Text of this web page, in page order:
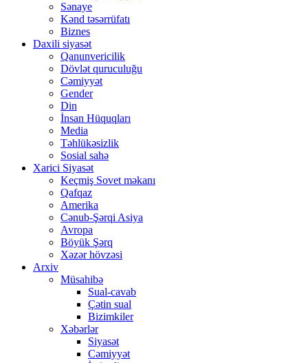
Sənaye
Kənd təsərrüfatı
Biznes
Daxili siyasət
Qanunvericilik
Dövlət quruculuğu
Cəmiyyət
Gender
Din
İnsan Hüquqları
Media
Təhlükəsizlik
Sosial sahə
Xarici Siyasət
Keçmiş Sovet məkanı
Qafqaz
Amerika
Cənub-Şərqi Asiya
Avropa
Böyük Şərq
Xəzər hövzəsi
Arxiv
Müsahibə
Sual-cavab
Çətin sual
Bizimkiler
Xəbərlər
Siyasət
Cəmiyyət